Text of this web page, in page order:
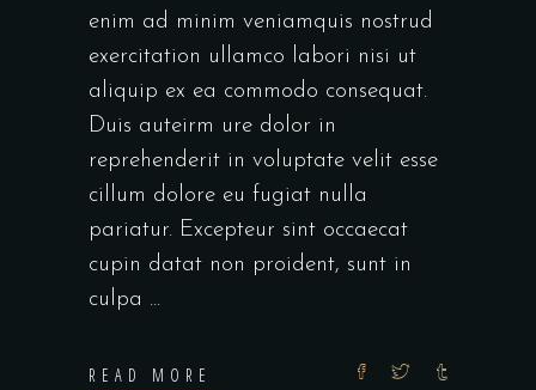
enim ad minim veniamquis nostrud
exercitation ullamco labori nisi ut
aliquip ex ea commodo consequat.
Duis auteirm ure dolor in
reprehenderit in voluptate velit esse
cillum dolore eu fugiat nulla
pariatur. Excepteur sint occaecat
cupin datat non proident, sunt in
culpa
READ MORE